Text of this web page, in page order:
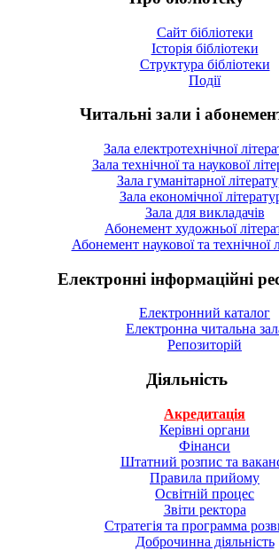
Сайт бібліотеки
Історія бібліотеки
Структура бібліотеки
Події
Читальні зали і
Зала електротехнічної
Зала технічної та наукової
Зала гуманітарної
Зала економічної
Зала для викладачів
Абонемент художньої
Абонемент наукової та технічної
Електронні інформаційні
Електронний каталог
Електронна читальна
Репозиторій
Діяльність
Акредитація
Керівні органи
Фінанси
Штатний розпис та
Правила прийому
Освітній процес
Звіти ректора
Стратегія та программа
Доброчинна діяльність